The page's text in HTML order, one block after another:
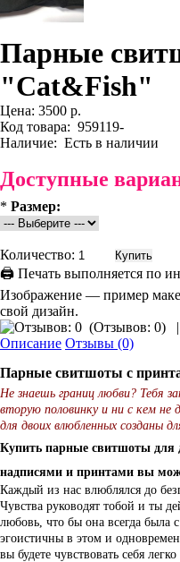
Парные
"Cat&Fish"
Цена: 3500 р.
Код товара: 959119-
Наличие: Есть в наличии
Доступные
* Размер:
Количество:
🖨 Печать выполняется по
Изображение — пример
свой дизайн.
(Отзывов: 0) |
Описание Отзывы (0)
Парные свитшоты с
Не знаешь границ любви? Тебя
вторую половинку и ни с кем
для двоих влюбленных созданы
Купить парные свитшоты
надписями и принтами вы
Каждый из нас влюблялся до
Чувства руководят тобой и ты
любовь, что бы она всегда
эгоистичны в этом и
вы будете чувствовать себя